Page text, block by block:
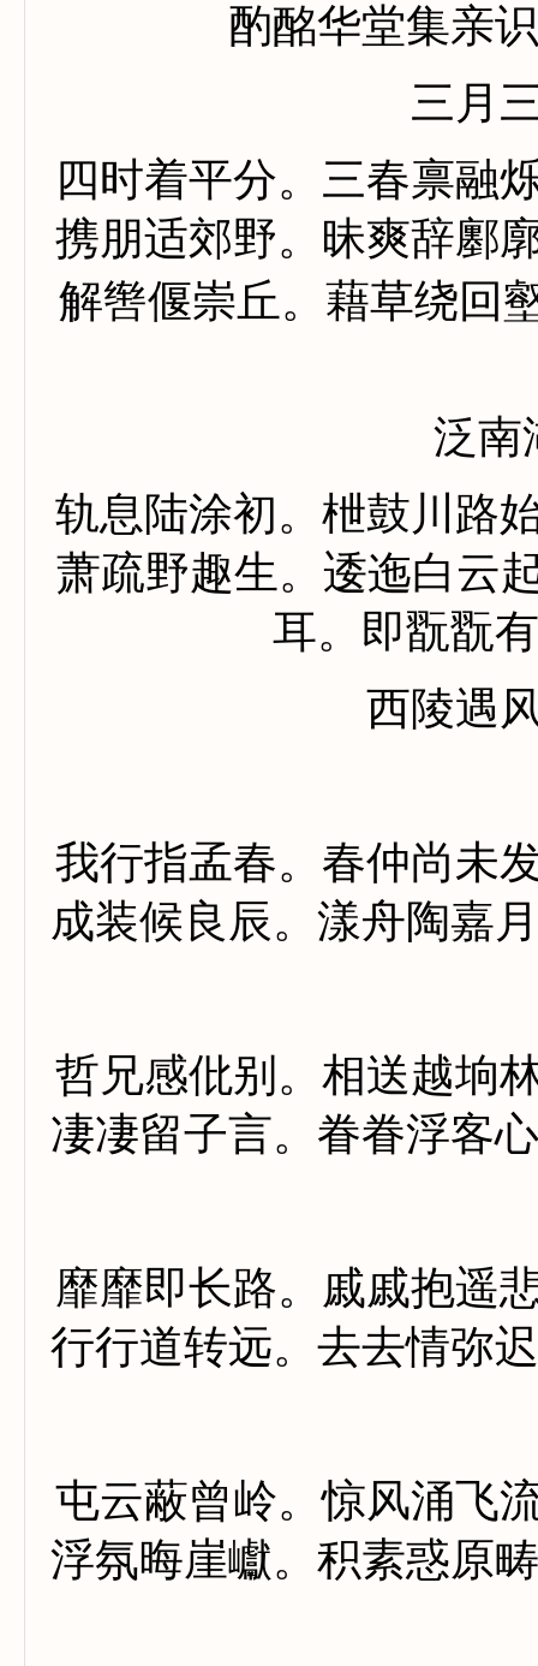
酌酩华堂集亲
三月
四时着平分。三春禀融
携朋适郊野。昧爽辞鄽
解辔偃崇丘。藉草绕回
泛南
轨息陆涂初。枻鼓川路
萧疏野趣生。逶迤白云
耳。即翫翫
西陵遇
我行指孟春。春仲尚未
成装候良辰。漾舟陶嘉
哲兄感仳别。相送越垧
凄凄留子言。眷眷浮客
靡靡即长路。戚戚抱遥
行行道转远。去去情弥
屯云蔽曾岭。惊风涌飞
浮氛晦崖巘。积素惑原